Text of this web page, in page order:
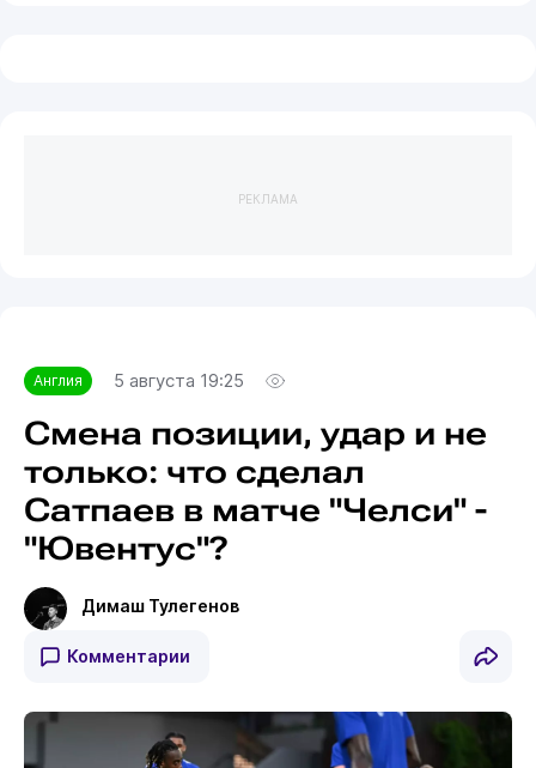
РЕКЛАМА
Англия 5 августа 19:25
Смена позиции, удар и не
только: что сделал
Сатпаев в матче "Челси" -
"Ювентус"?
Димаш Тулегенов
Комментарии